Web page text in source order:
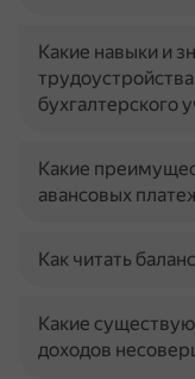
Какие навыки и
бухгалтерского
Какие
авансовых
Как читать
Какие
доходов